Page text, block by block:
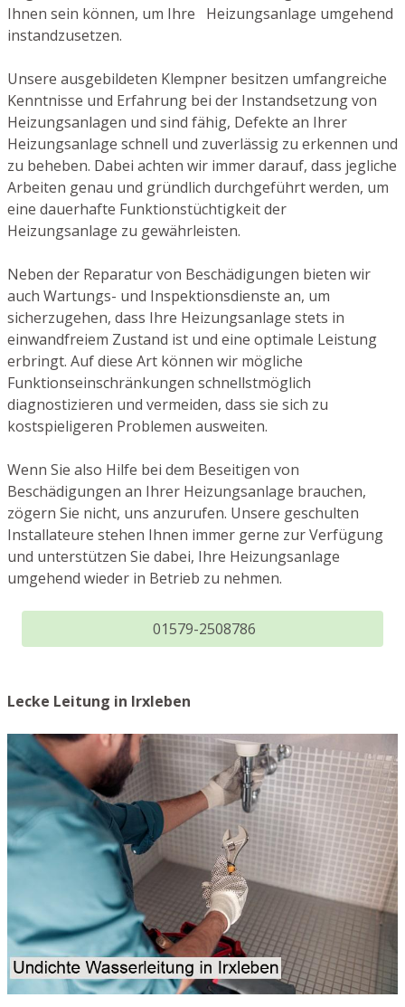
Ihnen sein können, um Ihre Heizungsanlage umgehend
instandzusetzen.
Unsere ausgebildeten Klempner besitzen umfangreiche
Kenntnisse und Erfahrung bei der Instandsetzung von
Heizungsanlagen und sind fähig, Defekte an Ihrer
Heizungsanlage schnell und zuverlässig zu erkennen und
zu beheben. Dabei achten wir immer darauf, dass jegliche
Arbeiten genau und gründlich durchgeführt werden, um
eine dauerhafte Funktionstüchtigkeit der
Heizungsanlage zu gewährleisten.
Neben der Reparatur von Beschädigungen bieten wir
auch Wartungs- und Inspektionsdienste an, um
sicherzugehen, dass Ihre Heizungsanlage stets in
einwandfreiem Zustand ist und eine optimale Leistung
erbringt. Auf diese Art können wir mögliche
Funktionseinschränkungen schnellstmöglich
diagnostizieren und vermeiden, dass sie sich zu
kostspieligeren Problemen ausweiten.
Wenn Sie also Hilfe bei dem Beseitigen von
Beschädigungen an Ihrer Heizungsanlage brauchen,
zögern Sie nicht, uns anzurufen. Unsere geschulten
Installateure stehen Ihnen immer gerne zur Verfügung
und unterstützen Sie dabei, Ihre Heizungsanlage
umgehend wieder in Betrieb zu nehmen.
01579-2508786
Lecke Leitung in Irxleben